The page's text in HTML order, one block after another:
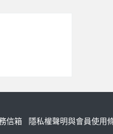
信箱 隱私權聲明與會員使用